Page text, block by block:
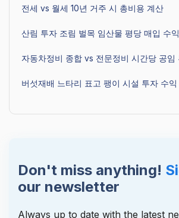
전세 vs 월세 10년 거주 시 총비용 계산
산림 투자 조림 벌목 임산물 평당 매입 수익
자동차정비 종합 vs 전문정비 시간당 공임
버섯재배 느타리 표고 팽이 시설 투자 수익
Don't miss anything!
our newsletter
Always up to date with the latest